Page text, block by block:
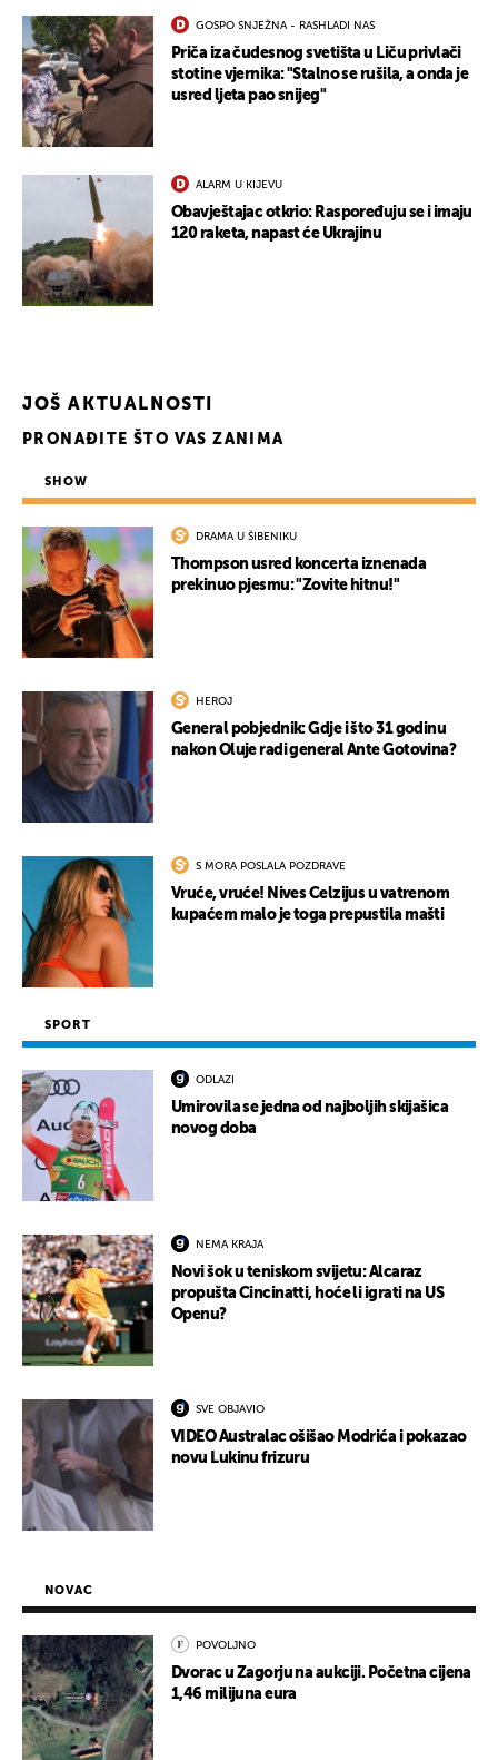
GOSPO SNJEŽNA - RASHLADI NAS
Priča iza čudesnog svetišta u Liču privlači
stotine vjernika: "Stalno se rušila, a onda je
usred ljeta pao snijeg"
ALARM U KIJEVU
Obavještajac otkrio: Raspoređuju se i imaju
120 raketa, napast će Ukrajinu
JOŠ AKTUALNOSTI
PRONAĐITE ŠTO VAS ZANIMA
SHOW
DRAMA U ŠIBENIKU
Thompson usred koncerta iznenada
prekinuo pjesmu: "Zovite hitnu!"
HEROJ
General pobjednik: Gdje i što 31 godinu
nakon Oluje radi general Ante Gotovina?
S MORA POSLALA POZDRAVE
Vruće, vruće! Nives Celzijus u vatrenom
kupaćem malo je toga prepustila mašti
SPORT
ODLAZI
Umirovila se jedna od najboljih skijašica
novog doba
NEMA KRAJA
Novi šok u teniskom svijetu: Alcaraz
propušta Cincinatti, hoće li igrati na US
Openu?
SVE OBJAVIO
VIDEO Australac ošišao Modrića i pokazao
novu Lukinu frizuru
NOVAC
POVOLJNO
Dvorac u Zagorju na aukciji. Početna cijena
1,46 milijuna eura
UKLJUČITE NOTIFIKACIJE